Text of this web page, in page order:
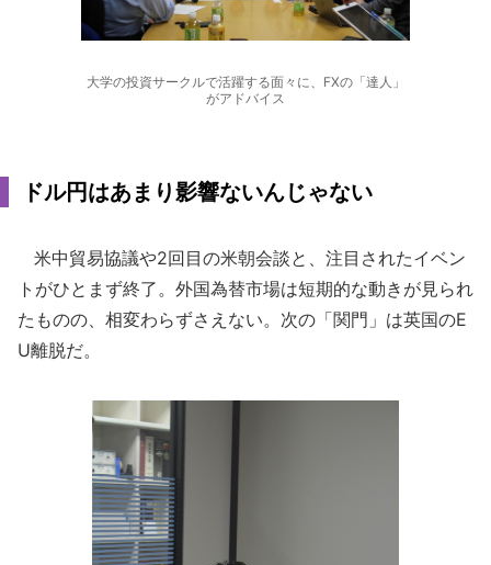
大学の投資サークルで活躍する面々に、FXの「達人」
がアドバイス
ドル円はあまり影響ないんじゃない
米中貿易協議や2回目の米朝会談と、注目されたイベン
トがひとまず終了。外国為替市場は短期的な動きが見られ
たものの、相変わらずさえない。次の「関門」は英国のE
U離脱だ。